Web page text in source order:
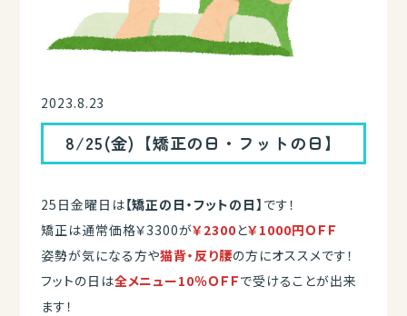
2023.8.23
8/25(金)【矯正の日・フットの日】
25日金曜日は【矯正の日・フットの日】 です！
矯正は通常価格￥3300が￥2300と￥1000円ＯＦＦ
姿勢が気になる方や猫背・反り腰の方にオススメです！
フットの日は全メニュー10％ＯＦＦで受けることが出来
ます！